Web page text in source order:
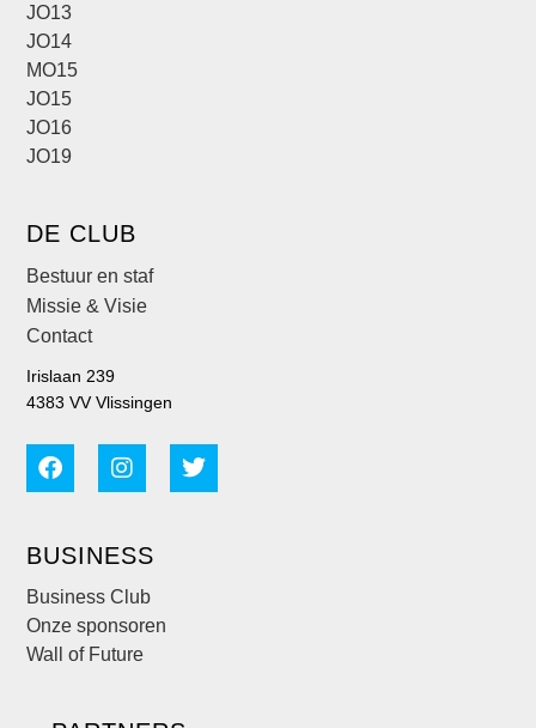
JO13
JO14
MO15
JO15
JO16
JO19
DE CLUB
Bestuur en staf
Missie & Visie
Contact
Irislaan 239
4383 VV Vlissingen
BUSINESS
Business Club
Onze sponsoren
Wall of Future